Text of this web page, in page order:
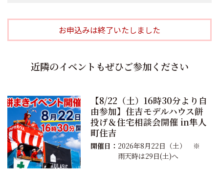
お申込みは終了いたしました
近隣のイベントもぜひご参加ください
【8/22（土）16時30分より自
由参加】住吉モデルハウス餅
投げ＆住宅相談会開催 in隼人
町住吉
開催日： 2026年8月22日（土） ※
雨天時は29日(土)へ